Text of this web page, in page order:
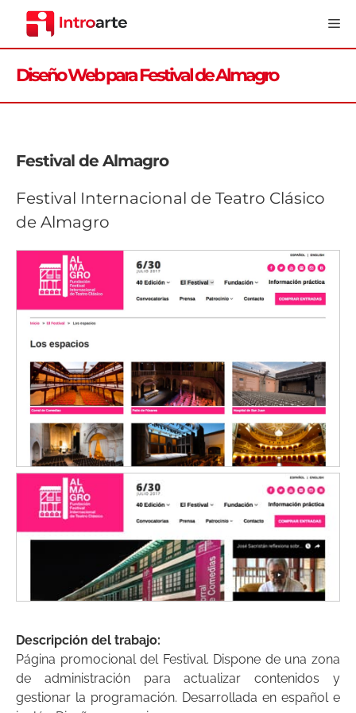
Saltar
contenido
Diseño Web para Festival de Almagro
Festival de Almagro
Festival Internacional de Teatro Clásico
de Almagro
Descripción del trabajo:
Página promocional del Festival. Dispone de una zona
de administración para actualizar contenidos y
gestionar la programación. Desarrollada en español e